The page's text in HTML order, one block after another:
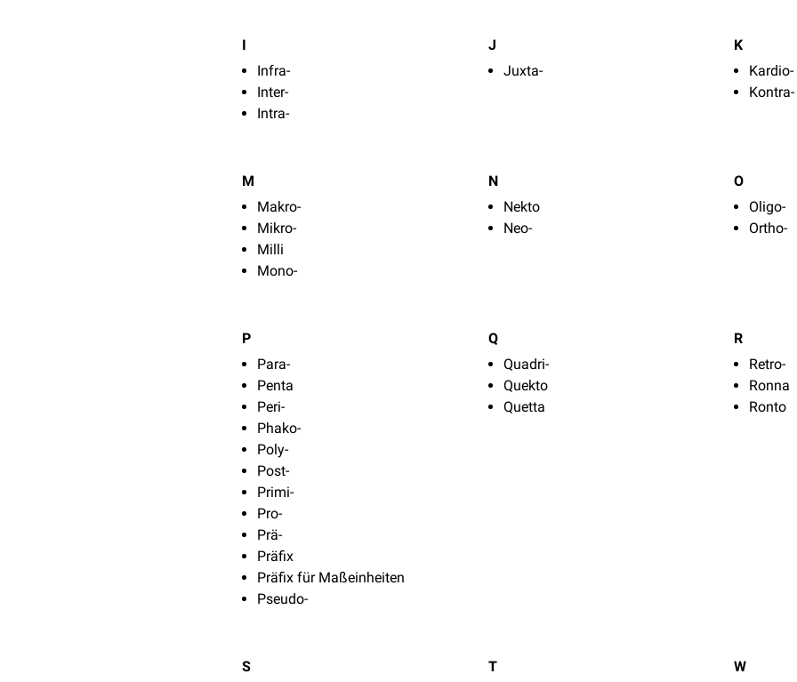
I
Infra-
Inter-
Intra-
J
Juxta-
K
Kardio-
Kontra-
M
Makro-
Mikro-
Milli
Mono-
N
Nekto
Neo-
O
Oligo-
Ortho-
P
Para-
Penta
Peri-
Phako-
Poly-
Post-
Primi-
Pro-
Prä-
Präfix
Präfix für Maßeinheiten
Pseudo-
Q
Quadri-
Quekto
Quetta
R
Retro-
Ronna
Ronto
S
T
W